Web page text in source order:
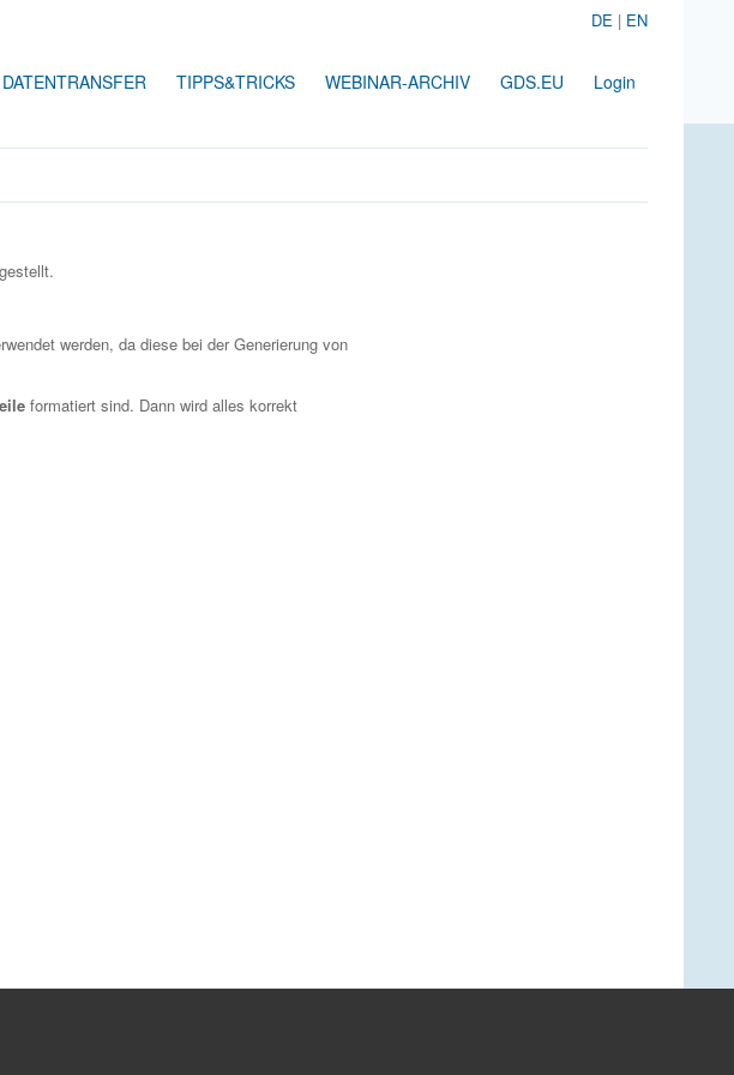
DE | EN
DATENTRANSFER TIPPS&TRICKS WEBINAR-ARCHIV GDS.EU Login
werden, da diese bei der Generierung von
formatiert sind. Dann wird alles korrekt